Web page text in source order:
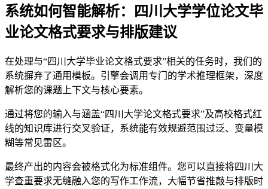
系统如何智能解析：四川大学学位论文毕
业论文格式要求与排版建议
在处理与“四川大学毕业论文格式要求”相关的任务时，我们的
系统摒弃了通用模板。引擎会调用专门的学术推理框架，深度
解析您的课题上下文与核心要素。
通过将您的输入与涵盖“四川大学论文格式要求”及高校格式红
线的知识库进行交叉验证，系统能有效规避范围过泛、变量模
糊等常见雷区。
最终产出的内容会被格式化为标准组件。您可以直接将四川大
学查重要求无缝融入您的写作工作流，大幅节省推敲与排版时